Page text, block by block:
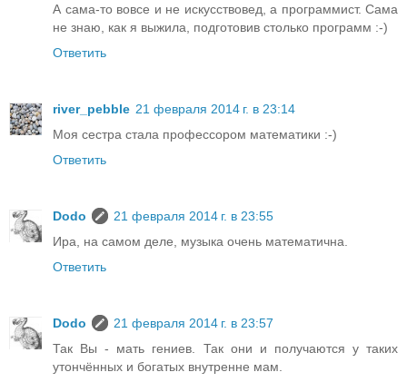
А сама-то вовсе и не искусствовед, а программист. Сама
не знаю, как я выжила, подготовив столько программ :-)
Ответить
river_pebble 21 февраля 2014 г. в 23:14
Моя сестра стала профессором математики :-)
Ответить
Dodo
21 февраля 2014 г. в 23:55
Ира, на самом деле, музыка очень математична.
Ответить
Dodo
21 февраля 2014 г. в 23:57
Так Вы - мать гениев. Так они и получаются у таких
утончённых и богатых внутренне мам.